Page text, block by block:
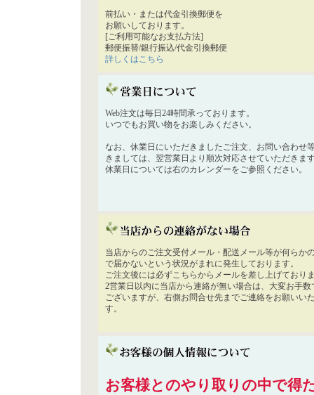
前払い・または代金引換郵便を
お願いしております。
[ご利用可能なお支払方法]
郵便振替/銀行振込/代金引換郵便
詳しくはこちら
Web注文は毎日24時間承っております。
いつでもお買い物をお楽しみください。
なお、休業日にいただきましたご注文、お問い合わせ
きましては、翌営業日より順次対応させていただきま
休業日については右のカレンダーをご参照ください。
当店からのご注文受付メール・配送メール等が何らか
で届かないという状況がまれに発生しております。
ご注文後には必ずこちらからメールを差し上げており
2営業日以内に当店から連絡が無い場合は、大変お手数
ございますが、右側お問合せ先までご連絡をお願いい
す。
お客様とのやり取りの中で得